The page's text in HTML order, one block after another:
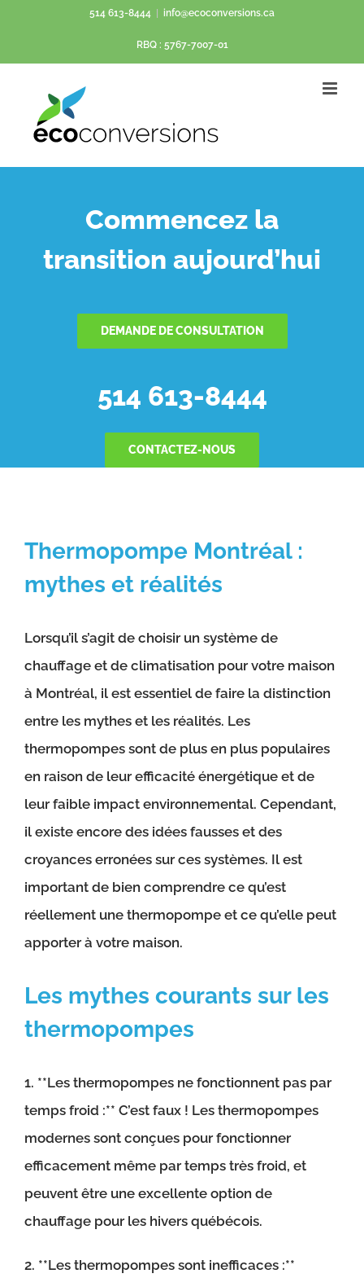
contenu
514 613-8444 info@ecoconversions.ca
RBQ : 5767-7007-01
Commencez la
transition aujourd’hui
DEMANDE DE CONSULTATION
514 613-8444
CONTACTEZ-NOUS
Thermopompe Montréal :
mythes et réalités
Lorsqu’il s’agit de choisir un système de
chauffage et de climatisation pour votre maison
à Montréal, il est essentiel de faire la distinction
entre les mythes et les réalités. Les
thermopompes sont de plus en plus populaires
en raison de leur efficacité énergétique et de
leur faible impact environnemental. Cependant,
il existe encore des idées fausses et des
croyances erronées sur ces systèmes. Il est
important de bien comprendre ce qu’est
réellement une thermopompe et ce qu’elle peut
apporter à votre maison.
Les mythes courants sur les
thermopompes
1. **Les thermopompes ne fonctionnent pas par
temps froid :** C’est faux ! Les thermopompes
modernes sont conçues pour fonctionner
efficacement même par temps très froid, et
peuvent être une excellente option de
chauffage pour les hivers québécois.
2. **Les thermopompes sont inefficaces :**